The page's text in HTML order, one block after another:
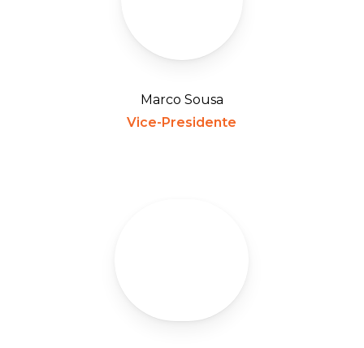
Marco Sousa
Vice-Presidente